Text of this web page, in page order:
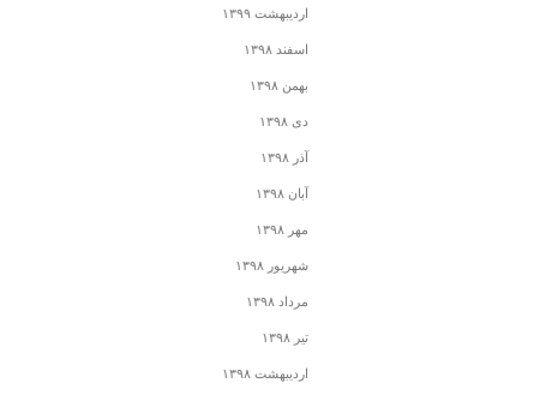
اردیبهشت ۱۳۹۹
اسفند ۱۳۹۸
بهمن ۱۳۹۸
دی ۱۳۹۸
آذر ۱۳۹۸
آبان ۱۳۹۸
مهر ۱۳۹۸
شهریور ۱۳۹۸
مرداد ۱۳۹۸
تیر ۱۳۹۸
اردیبهشت ۱۳۹۸